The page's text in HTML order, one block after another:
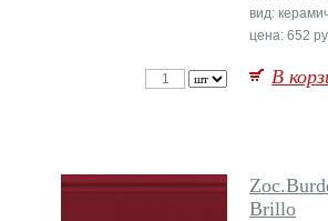
вид:
цена: 652
В
Brillo